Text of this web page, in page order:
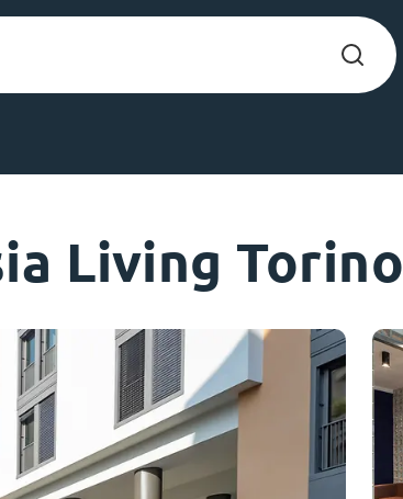
nuova era nel
VCARB alimenta
indimenticabili per gli
Living Torino